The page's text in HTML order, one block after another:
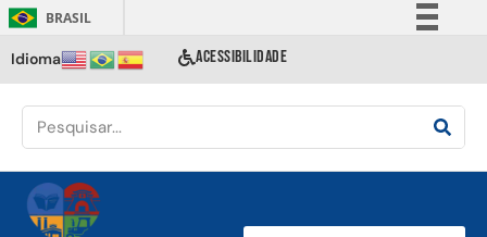
BRASIL
Comunica BR
Acesso à informação
Idioma ACESSIBILIDADE